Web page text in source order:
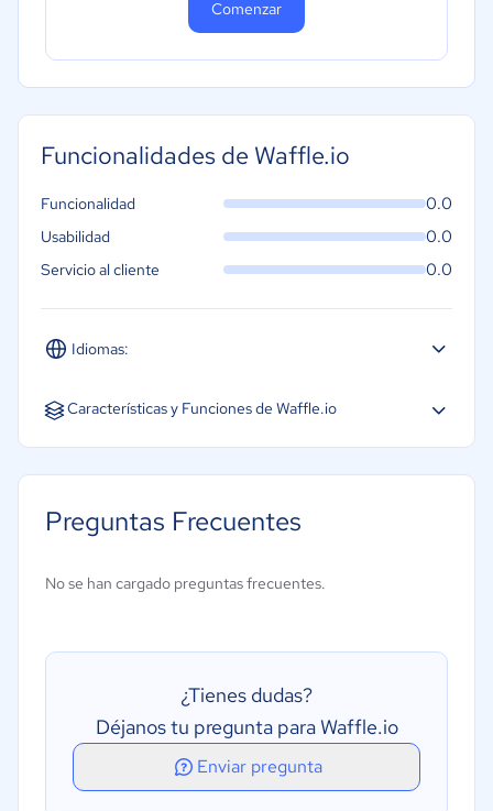
Comenzar
Funcionalidades de Waffle.io
Idiomas:
Inglés
Funcionalidad 0.0
Usabilidad 0.0
Servicio al cliente 0.0
Características y Funciones de Waffle.io
Preguntas Frecuentes
No se han cargado preguntas frecuentes.
¿Tienes dudas?
Déjanos tu pregunta para Waffle.io
Enviar pregunta